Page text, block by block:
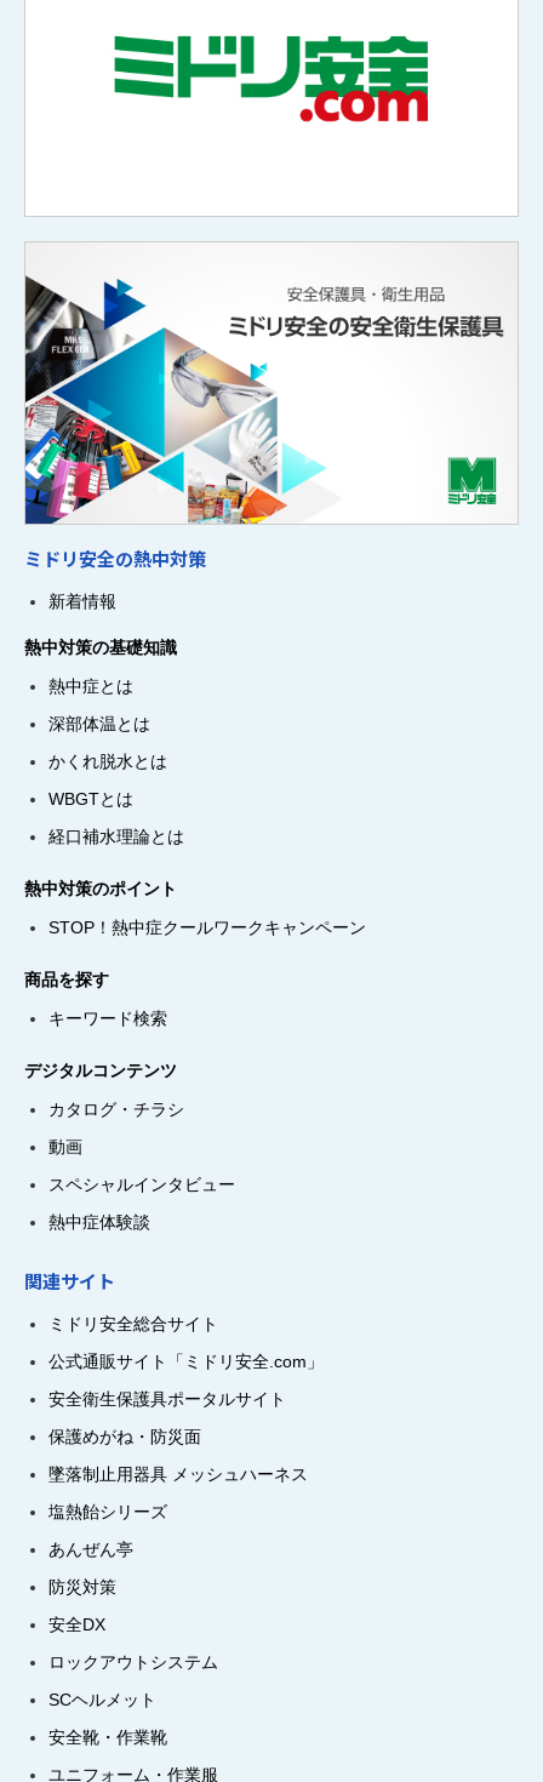
ミドリ安全の熱中対策
新着情報
熱中対策の基礎知識
熱中症とは
深部体温とは
かくれ脱水とは
WBGTとは
経口補水理論とは
熱中対策のポイント
STOP！熱中症クールワークキャンペーン
商品を探す
キーワード検索
デジタルコンテンツ
カタログ・チラシ
動画
スペシャルインタビュー
熱中症体験談
関連サイト
ミドリ安全総合サイト
公式通販サイト「ミドリ安全.com」
安全衛生保護具ポータルサイト
保護めがね・防災面
墜落制止用器具 メッシュハーネス
塩熱飴シリーズ
あんぜん亭
防災対策
安全DX
ロックアウトシステム
SCヘルメット
安全靴・作業靴
ユニフォーム・作業服